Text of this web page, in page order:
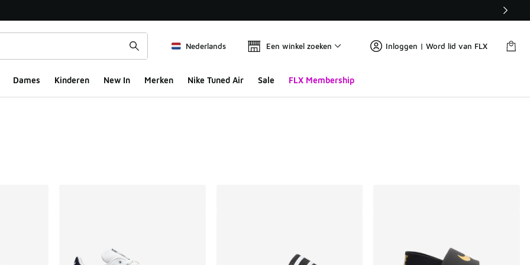
Nederlands Een winkel zoeken Inloggen | Word lid van FLX
Dames Kinderen New In Merken Nike Tuned Air Sale FLX Membership